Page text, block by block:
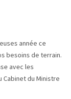
année ce
besoins de terrain.
avec les
Cabinet du Ministre